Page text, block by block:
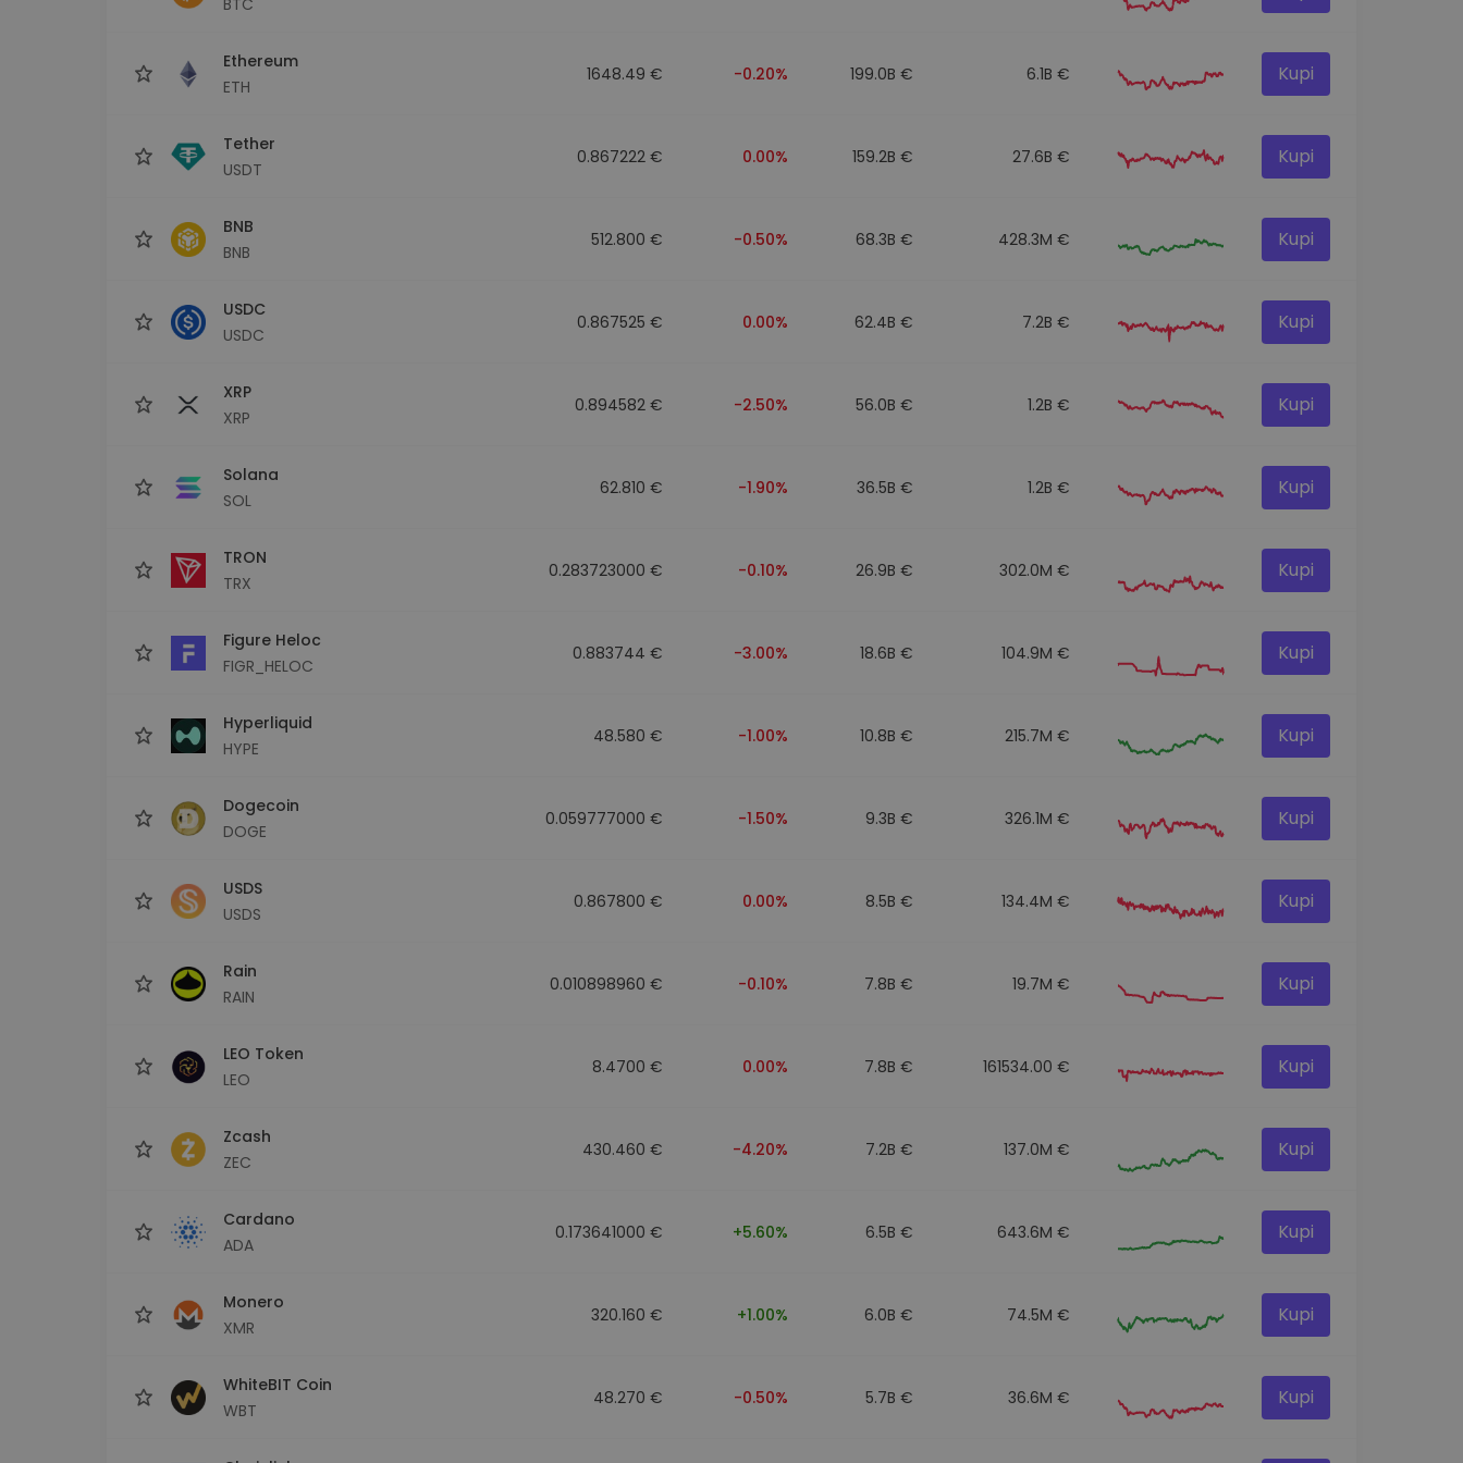
Ethereum
ETH
1648.49 € -0.20% 199.0B € 6.1B € Kupi
Tether
USDT
0.867222 € 0.00% 159.2B € 27.6B € Kupi
BNB
BNB
512.800 € -0.50% 68.3B € 428.3M € Kupi
USDC
USDC
0.867525 € 0.00% 62.4B € 7.2B € Kupi
XRP
XRP
0.894582 € -2.50% 56.0B € 1.2B € Kupi
Solana
SOL
62.810 € -1.90% 36.5B € 1.2B € Kupi
TRON
TRX
0.283723000 € -0.10% 26.9B € 302.0M € Kupi
Figure Heloc
FIGR_HELOC
0.883744 € -3.00% 18.6B € 104.9M € Kupi
Hyperliquid
HYPE
48.580 € -1.00% 10.8B € 215.7M € Kupi
Dogecoin
DOGE
0.059777000 € -1.50% 9.3B € 326.1M € Kupi
USDS
USDS
0.867800 € 0.00% 8.5B € 134.4M € Kupi
Rain
RAIN
0.010898960 € -0.10% 7.8B € 19.7M € Kupi
LEO Token
LEO
8.4700 € 0.00% 7.8B € 161534.00 € Kupi
Zcash
ZEC
430.460 € -4.20% 7.2B € 137.0M € Kupi
Cardano
ADA
0.173641000 € +5.60% 6.5B € 643.6M € Kupi
Monero
XMR
320.160 € +1.00% 6.0B € 74.5M € Kupi
WhiteBIT Coin
WBT
48.270 € -0.50% 5.7B € 36.6M € Kupi